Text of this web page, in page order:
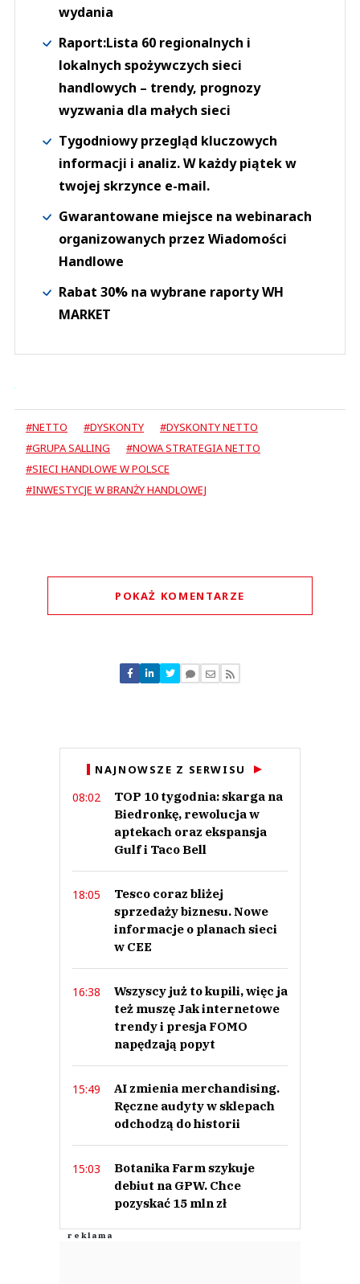
wydania
Raport:Lista 60 regionalnych i
lokalnych spożywczych sieci
handlowych – trendy, prognozy
wyzwania dla małych sieci
Tygodniowy przegląd kluczowych
informacji i analiz. W każdy piątek w
twojej skrzynce e-mail.
Gwarantowane miejsce na webinarach
organizowanych przez Wiadomości
Handlowe
Rabat 30% na wybrane raporty WH
MARKET
#NETTO #DYSKONTY
#DYSKONTY NETTO
#GRUPA SALLING
#NOWA STRATEGIA NETTO
#SIECI HANDLOWE W POLSCE
#INWESTYCJE W BRANŻY HANDLOWEJ
POKAŻ KOMENTARZE
This comment was minimized by the moderator on the site
W Netto jest drogo.
Darek
Odpowiedz
1
03.10.2024 / 13:46
This comment was minimized by the moderator on the site
Chyba największą patologia polskiego rynku pracy deklaruje chęć
dalszego rozwoju w naszym kraju. To nie są dobre wieści.
L
1
0
Asd
NAJNOWSZE Z SERWISU
08:02
TOP 10 tygodnia: skarga na
Biedronkę, rewolucja w
aptekach oraz ekspansja
Gulf i Taco Bell
18:05
Tesco coraz bliżej
sprzedaży biznesu. Nowe
informacje o planach sieci
w CEE
16:38
Wszyscy już to kupili, więc ja
też muszę Jak internetowe
trendy i presja FOMO
napędzają popyt
15:49
AI zmienia merchandising.
Ręczne audyty w sklepach
odchodzą do historii
15:03
Botanika Farm szykuje
debiut na GPW. Chce
pozyskać 15 mln zł